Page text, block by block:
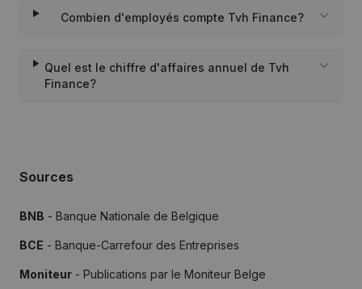
Combien d'employés compte Tvh Finance?
Quel est le chiffre d'affaires annuel de Tvh
Finance?
Sources
BNB - Banque Nationale de Belgique
BCE - Banque-Carrefour des Entreprises
Moniteur - Publications par le Moniteur Belge